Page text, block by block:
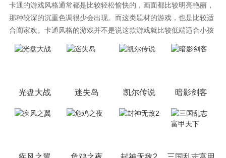
卡通的游戏风格通常都是比较轻松愉快的，画面都比较明亮艳丽，
那种较深的沉重色调很少会出现。而这类题材的游戏，也是比较适
合阖家欢。卡通风格的游戏并不是说这款游戏就比较低端适合小孩
子玩，因为很多游戏厂商会故意把游戏中添加进入卡通元素，这也
光盘大战 迷失岛 凯尔传说 暗影剑客